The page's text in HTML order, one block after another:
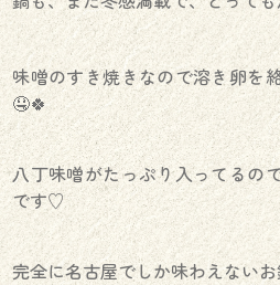
味噌のすき焼きなので溶き卵を
🤤🍀
八丁味噌がたっぷり入ってるの
です♡
完全に名古屋でしか味わえない